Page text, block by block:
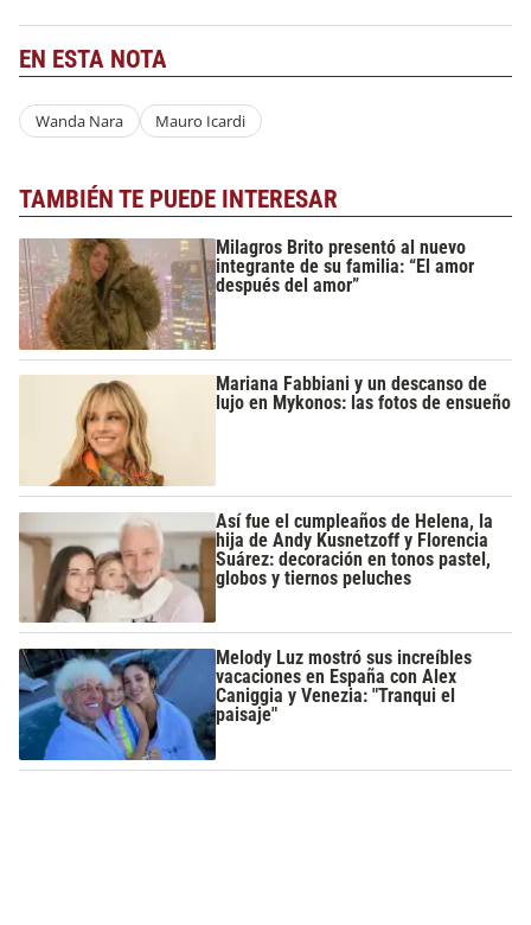
EN ESTA NOTA
Wanda Nara Mauro Icardi
TAMBIÉN TE PUEDE INTERESAR
Milagros Brito presentó al nuevo
integrante de su familia: “El amor
después del amor”
Mariana Fabbiani y un descanso de
lujo en Mykonos: las fotos de ensueño
Así fue el cumpleaños de Helena, la
hija de Andy Kusnetzoff y Florencia
Suárez: decoración en tonos pastel,
globos y tiernos peluches
Melody Luz mostró sus increíbles
vacaciones en España con Alex
Caniggia y Venezia: "Tranqui el
paisaje"